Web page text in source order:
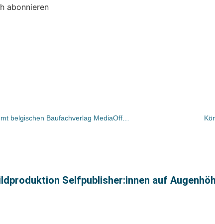
abonnieren
Selfpublisher:innen auf